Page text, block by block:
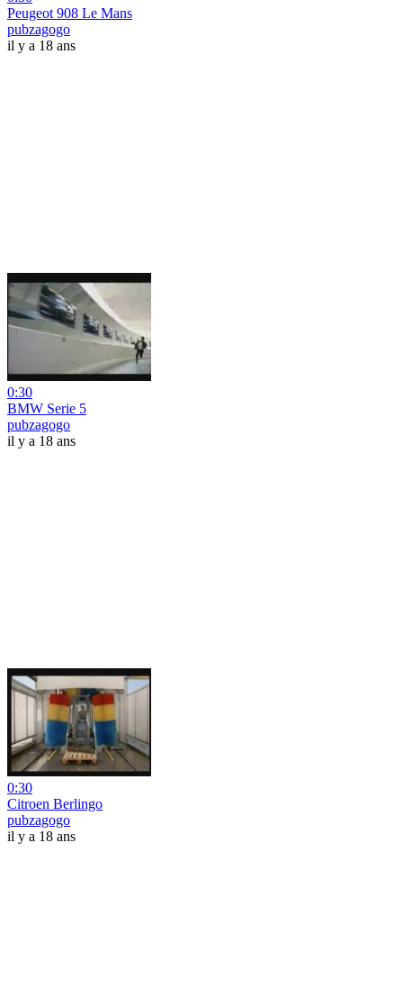
Peugeot 908 Le Mans
pubzagogo
il y a 18 ans
0:30
BMW Serie 5
pubzagogo
il y a 18 ans
0:30
Citroen Berlingo
pubzagogo
il y a 18 ans